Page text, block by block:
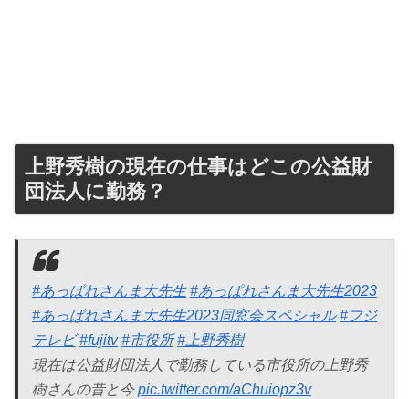
上野秀樹の現在の仕事はどこの公益財
団法人に勤務？
#あっぱれさんま大先生 #あっぱれさんま大先生2023
#あっぱれさんま大先生2023同窓会スペシャル #フジ
テレビ #fujitv #市役所 #上野秀樹
現在は公益財団法人で勤務している市役所の上野秀
樹さんの昔と今pic.twitter.com/aChuiopz3v